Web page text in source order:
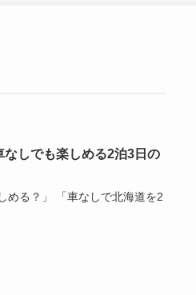
しでも楽しめる2泊3日の
める？」 「車なしで北海道を2